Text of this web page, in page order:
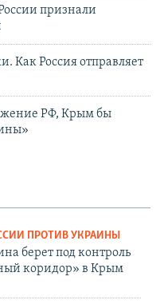
признали
Как Россия отправляет
РФ, Крым бы
ПРОТИВ УКРАИНЫ
берет под контроль
коридор» в Крым